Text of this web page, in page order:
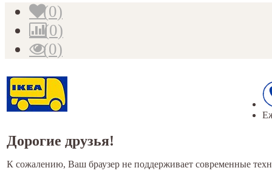
(0)
(0)
(0)
Дорогие друзья!
К сожалению, Ваш браузер не поддерживает современные